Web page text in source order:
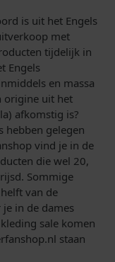
is uit het Engels
met
tijdelijk in
Engels
en massa
origine uit het
afkomstig is?
hebben gelegen
vind je in de
die wel 20,
Sommige
van de
in de dames
sale komen
staan